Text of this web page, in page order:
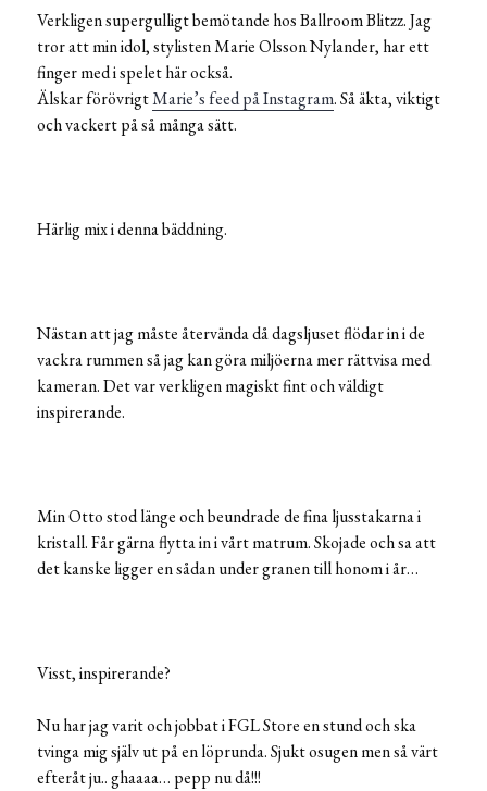
Verkligen supergulligt bemötande hos Ballroom Blitzz. Jag
tror att min idol, stylisten Marie Olsson Nylander, har ett
finger med i spelet här också.
Älskar förövrigtMarie’s feed på Instagram. Så äkta, viktigt
och vackert på så många sätt.
Härlig mix i denna bäddning.
Nästan att jag måste återvända då dagsljuset flödar in i de
vackra rummen så jag kan göra miljöerna mer rättvisa med
kameran. Det var verkligen magiskt fint och väldigt
inspirerande.
Min Otto stod länge och beundrade de fina ljusstakarna i
kristall. Får gärna flytta in i vårt matrum. Skojade och sa att
det kanske ligger en sådan under granen till honom i år…
Visst, inspirerande?
Nu har jag varit och jobbat i FGL Store en stund och ska
tvinga mig själv ut på en löprunda. Sjukt osugen men så värt
efteråt ju.. ghaaaa… pepp nu då!!!